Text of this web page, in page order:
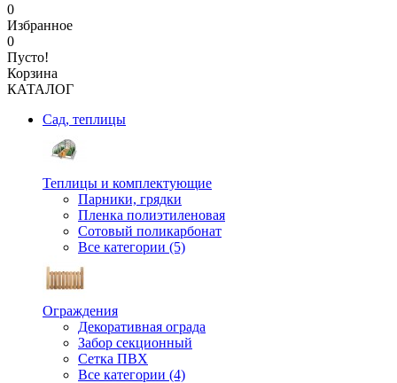
0
Избранное
0
Пусто!
Корзина
КАТАЛОГ
Сад, теплицы
Теплицы и комплектующие
Парники, грядки
Пленка полиэтиленовая
Сотовый поликарбонат
Все категории (5)
Ограждения
Декоративная ограда
Забор секционный
Сетка ПВХ
Все категории (4)